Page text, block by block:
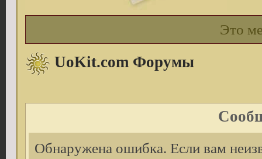
Это
UoKit.com Форумы
Обнаружена ошибка. Если вам